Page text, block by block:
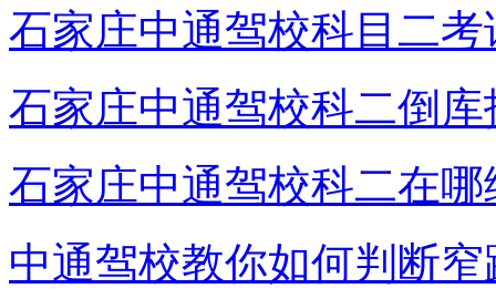
石家庄中通驾校科目二考
石家庄中通驾校科二倒库
石家庄中通驾校科二在哪
中通驾校教你如何判断